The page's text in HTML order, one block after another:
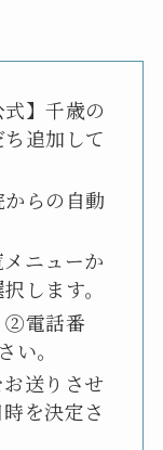
】千歳の
追加して
らの自動
ニューか
します。
電話番
。
送りさせ
を決定さ